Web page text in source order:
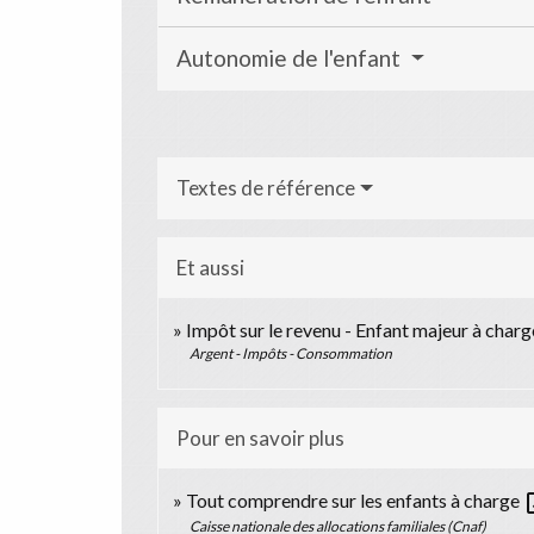
Autonomie de l'enfant
Textes de référence
Et aussi
Impôt sur le revenu - Enfant majeur à
Argent - Impôts - Consommation
Pour en savoir plus
Tout comprendre sur les enfants à charge
Caisse nationale des allocations familiales (Cnaf)